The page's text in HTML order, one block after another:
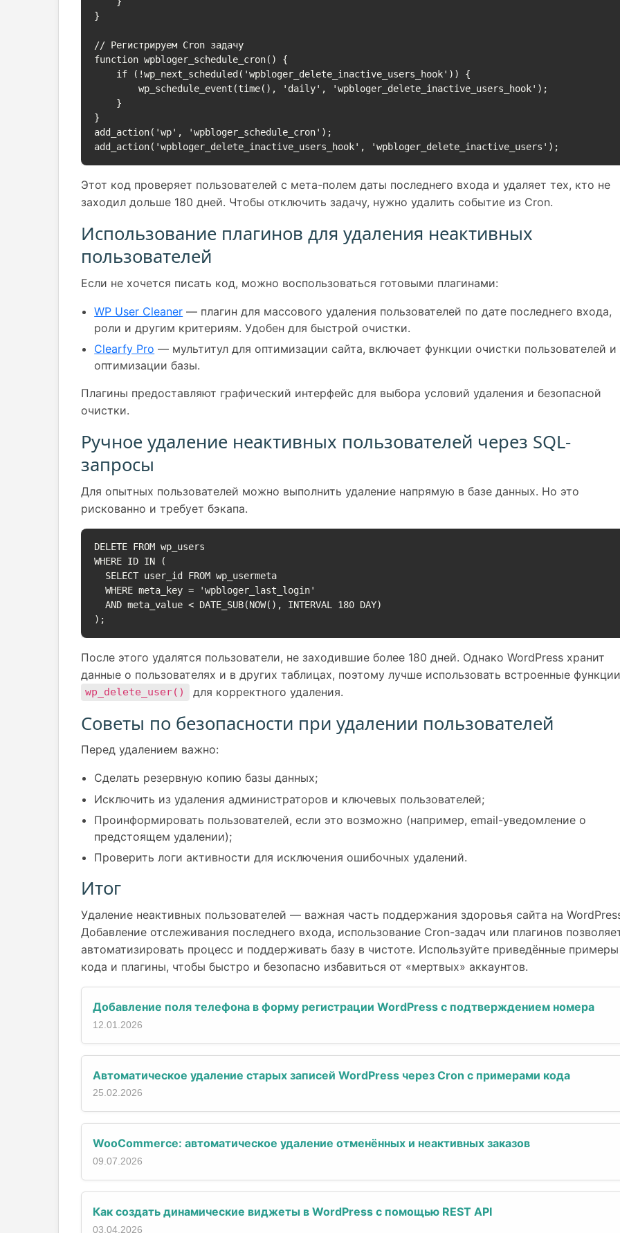
}
// Регистрируем Cron задачу
function wpbloger_schedule_cron() {
        wp_schedule_event(time(), 'daily', 'wpbloger_delete_inactive_users_hook');
}
add_action('wp', 'wpbloger_schedule_cron');
Этот код проверяет пользователей с мета-полем даты последнего входа и удаляет тех, кто не
заходил дольше 180 дней. Чтобы отключить задачу, нужно удалить событие из Cron.
Использование плагинов для удаления неактивных
пользователей
Если не хочется писать код, можно воспользоваться готовыми плагинами:
WP User Cleaner — плагин для массового удаления пользователей по дате последнего входа,
роли и другим критериям. Удобен для быстрой очистки.
Clearfy Pro — мультитул для оптимизации сайта, включает функции очистки пользователей и
оптимизации базы.
Плагины предоставляют графический интерфейс для выбора условий удаления и безопасной
очистки.
Ручное удаление неактивных пользователей через SQL-
запросы
Для опытных пользователей можно выполнить удаление напрямую в базе данных. Но это
рискованно и требует бэкапа.
DELETE FROM wp_users
WHERE ID IN (
  WHERE meta_key = 'wpbloger_last_login'
  AND meta_value < DATE_SUB(NOW(), INTERVAL 180 DAY)
После этого удалятся пользователи, не заходившие более 180 дней. Однако WordPress хранит
данные о пользователях и в других таблицах, поэтому лучше использовать встроенные функции
wp_delete_user() для корректного удаления.
Советы по безопасности при удалении пользователей
Перед удалением важно:
Сделать резервную копию базы данных;
Исключить из удаления администраторов и ключевых пользователей;
Проинформировать пользователей, если это возможно (например, email-уведомление о
предстоящем удалении);
Проверить логи активности для исключения ошибочных удалений.
Итог
Удаление неактивных пользователей — важная часть поддержания здоровья сайта на
Добавление отслеживания последнего входа, использование Cron-задач или плагинов
автоматизировать процесс и поддерживать базу в чистоте. Используйте приведённые примеры
кода и плагины, чтобы быстро и безопасно избавиться от «мертвых» аккаунтов.
Добавление поля телефона в форму регистрации WordPress с подтверждением номера
12.01.2026
Автоматическое удаление старых записей WordPress через Cron с примерами кода
25.02.2026
WooCommerce: автоматическое удаление отменённых и неактивных заказов
09.07.2026
Как создать динамические виджеты в WordPress с помощью REST API
03.04.2026